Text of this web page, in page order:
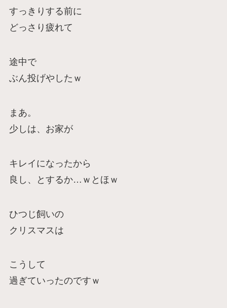
すっきりする前に
どっさり疲れて
途中で
ぶん投げやしたｗ
まあ。
少しは、お家が
キレイになったから
良し、とするか…ｗとほｗ
ひつじ飼いの
クリスマスは
こうして
過ぎていったのですｗ